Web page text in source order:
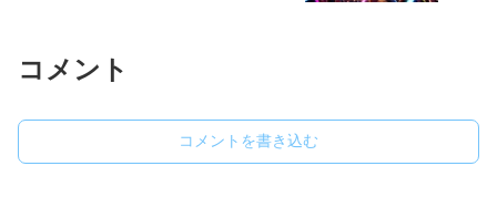
コメント
コメントを書き込む